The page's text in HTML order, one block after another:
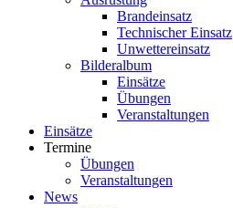
Brandeinsatz
Technischer Einsatz
Unwettereinsatz
Bilderalbum
Einsätze
Übungen
Veranstaltungen
Einsätze
Termine
Übungen
Veranstaltungen
News